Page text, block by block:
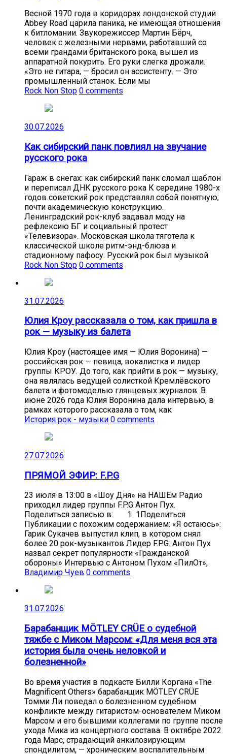
Весной 1970 года в коридорах лондонской студии
Abbey Road царила паника, не имеющая отношения
к битломании. Звукорежиссер Мартин Бёрч,
человек с железными нервами, работавший со
всеми грандами британского рока, вышел из
аппаратной покурить. Его руки слегка дрожали.
«Это не гитара, — бросил он ассистенту. — Это
промышленный станок. Если мы
Rock Non Stop 0 comments
30.07.2026
Как сибирский панк повлиял на звучание
русского рока
Гараж в снегах: как сибирский панк сломал шаблон
и переписал ДНК русского рока К середине 1980-х
годов советский рок представлял собой понятную,
почти академическую конструкцию.
Ленинградский рок-клуб задавал моду на
рефлексию БГ и социальный протест
«Телевизора». Московская школа тяготела к
классической школе ритм-энд-блюза и
стадионному пафосу. Русский рок был музыкой
Rock Non Stop 0 comments
31.07.2026
Юлия Кроу рассказала о том, как пришла в
рок — музыку из балета
Юлия Кроу (настоящее имя — Юлия Воронина) —
российская рок — певица, вокалистка и лидер
группы КРОУ. До того, как прийти в рок — музыку,
она являлась ведущей солисткой Кремлёвского
балета и фотомоделью глянцевых журналов. В
июне 2026 года Юлия Воронина дала интервью, в
рамках которого рассказала о том, как
История рок - музыки 0 comments
27.07.2026
ПРЯМОЙ ЭФИР: F.P.G
23 июля в 13:00 в «Шоу Дня» на НАШЕм Радио
приходил лидер группы F.P.G Антон Пух.
Поделиться записью в: 1 1Поделиться
Публикации с похожим содержанием: «Я остаюсь»:
Гарик Сукачев выпустил клип, в котором снял
более 20 рок-музыкантов Лидер F.P.G. Антон Пух
назвал секрет популярности «Гражданской
обороны» Интервью с Антоном Пухом «ПилОт»,
Владимир Чуев 0 comments
31.07.2026
Барабанщик MÖTLEY CRÜE о судебной
тяжбе с Миком Марсом: «Для меня вся эта
история была очень неловкой и
болезненной»
Во время участия в подкасте Билли Коргана «The
Magnificent Others» барабанщик MÖTLEY CRÜE
Томми Ли поведал о болезненном судебном
конфликте между гитаристом-основателем Миком
Марсом и его бывшими коллегами по группе после
ухода Мика из концертного состава. В октябре 2022
года Марс, страдающий анкилозирующим
спондилитом, — хроническим воспалительным